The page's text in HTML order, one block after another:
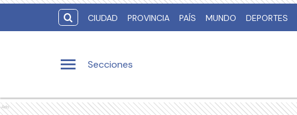
CIUDAD PROVINCIA PAÍS MUNDO DEPORTES
Secciones
Ads